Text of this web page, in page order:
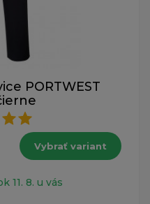
PORTWEST
Vybrať variant
11. 8. u vás